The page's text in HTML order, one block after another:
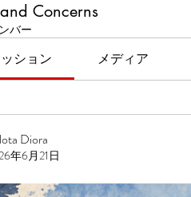
Concerns
バー
ション メディア
Diora
年6月21日